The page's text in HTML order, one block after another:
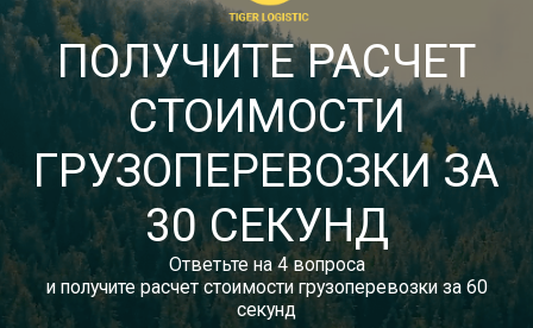
8 (800) 533-86-05
Звонок по России бесплатный
autotransport24@yandex.ru
Тарифы
Отзывы
Статьи
Новости
Документы
ПОЛУЧИТЕ РАСЧЕТ
СТОИМОСТИ
ГРУЗОПЕРЕВОЗКИ ЗА
30 СЕКУНД
Ответьте на 4 вопроса
и получите расчет стоимости грузоперевозки за 60
секунд